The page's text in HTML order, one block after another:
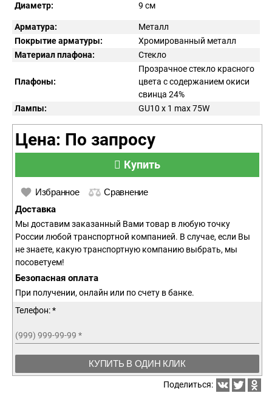
Диаметр:
9 см
Арматура:
Металл
Покрытие арматуры:
Хромированный металл
Материал плафона:
Стекло
Плафоны:
Прозрачное стекло красного
цвета с содержанием окиси
свинца 24%
Лампы:
GU10 x 1 max 75W
Цена: По запросу
Купить
Избранное Сравнение
Доставка
Мы доставим заказанный Вами товар в любую точку
России любой транспортной компанией. В случае, если Вы
не знаете, какую транспортную компанию выбрать, мы
посоветуем!
Безопасная оплата
При получении, онлайн или по счету в банке.
Телефон: *
(999) 999-99-99 *
КУПИТЬ В ОДИН КЛИК
Поделиться: